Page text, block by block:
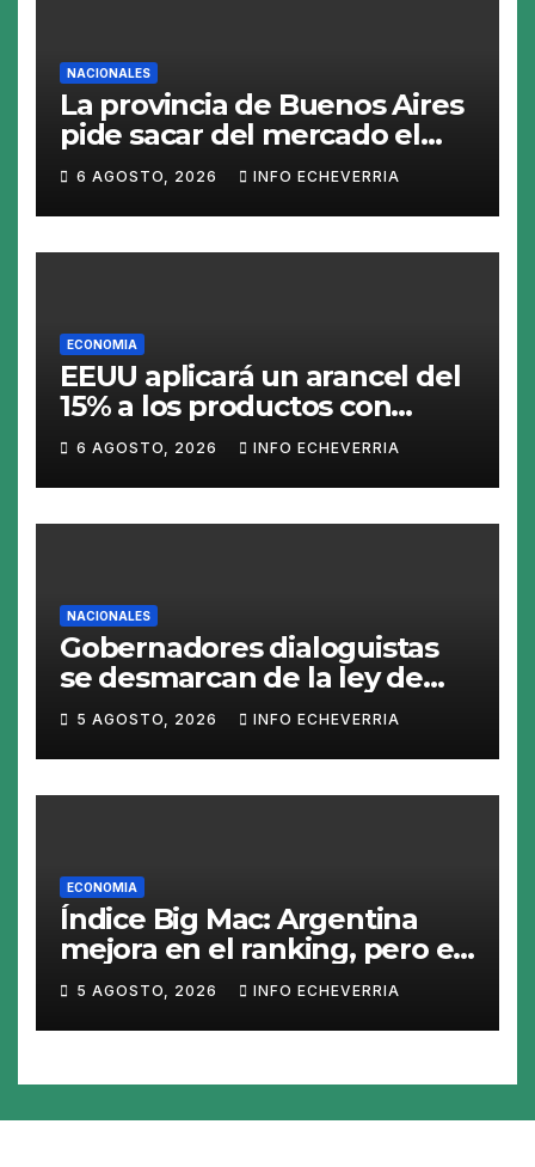
NACIONALES
La provincia de Buenos Aires
pide sacar del mercado el
«Squeezy Dumpling», un
juguete «tóxico»
6 AGOSTO, 2026 INFO ECHEVERRIA
ECONOMIA
EEUU aplicará un arancel del
15% a los productos con
polisilicio para frenar el
avance de China
6 AGOSTO, 2026 INFO ECHEVERRIA
NACIONALES
Gobernadores dialoguistas
se desmarcan de la ley de
Tierras y ponen en jaque su
tratamiento en el Senado
5 AGOSTO, 2026 INFO ECHEVERRIA
ECONOMIA
Índice Big Mac: Argentina
mejora en el ranking, pero el
peso sigue sobrevaluado un
19%
5 AGOSTO, 2026 INFO ECHEVERRIA